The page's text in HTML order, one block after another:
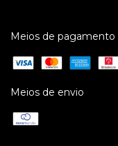
Meios de pagamento
Meios de envio